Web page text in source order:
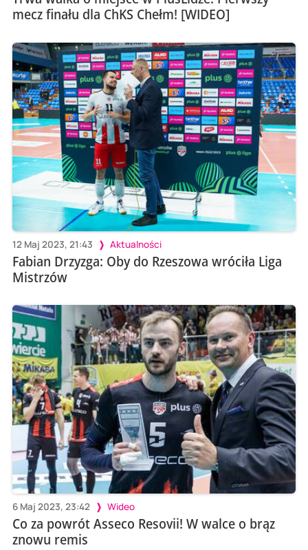
mecz finału dla ChKS Chełm! [WIDEO]
12 Maj 2023, 21:43 Aktualności
Fabian Drzyzga: Oby do Rzeszowa wróciła Liga
Mistrzów
6 Maj 2023, 23:42 Wideo
Co za powrót Asseco Resovii! W walce o brąz
znowu remis